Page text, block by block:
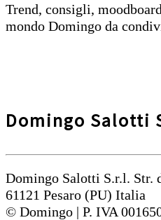
Trend, consigli,
mondo Domingo da
Domingo Salotti
Domingo Salotti S.r.l. Str.
61121 Pesaro (PU) Italia
© Domingo | P. IVA